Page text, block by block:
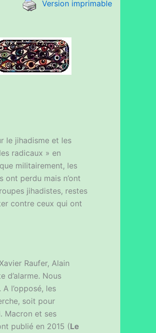
Version imprimable
le jihadisme et les
radicaux » en
militairement, les
ont perdu mais n’ont
jihadistes, restes
contre ceux qui ont
Raufer, Alain
d’alarme. Nous
l’opposé, les
soit pour
Macron et ses
publié en 2015 (Le